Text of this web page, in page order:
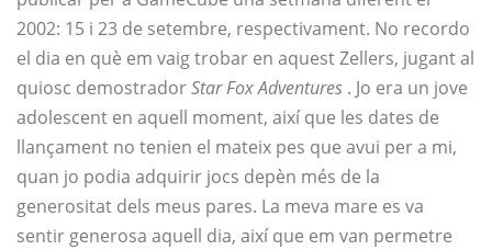
2002: 15 i 23 de setembre, respectivament. No recordo
el dia en què em vaig trobar en aquest Zellers, jugant al
quiosc demostradorStar Fox Adventures . Jo era un jove
adolescent en aquell moment, així que les dates de
llançament no tenien el mateix pes que avui per a mi,
quan jo podia adquirir jocs depèn més de la
generositat dels meus pares. La meva mare es va
sentir generosa aquell dia, així que em van permetre